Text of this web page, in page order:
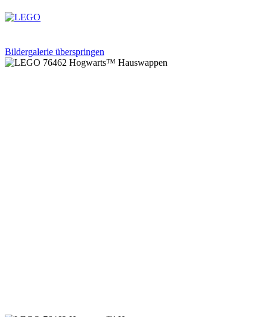
Bildergalerie überspringen